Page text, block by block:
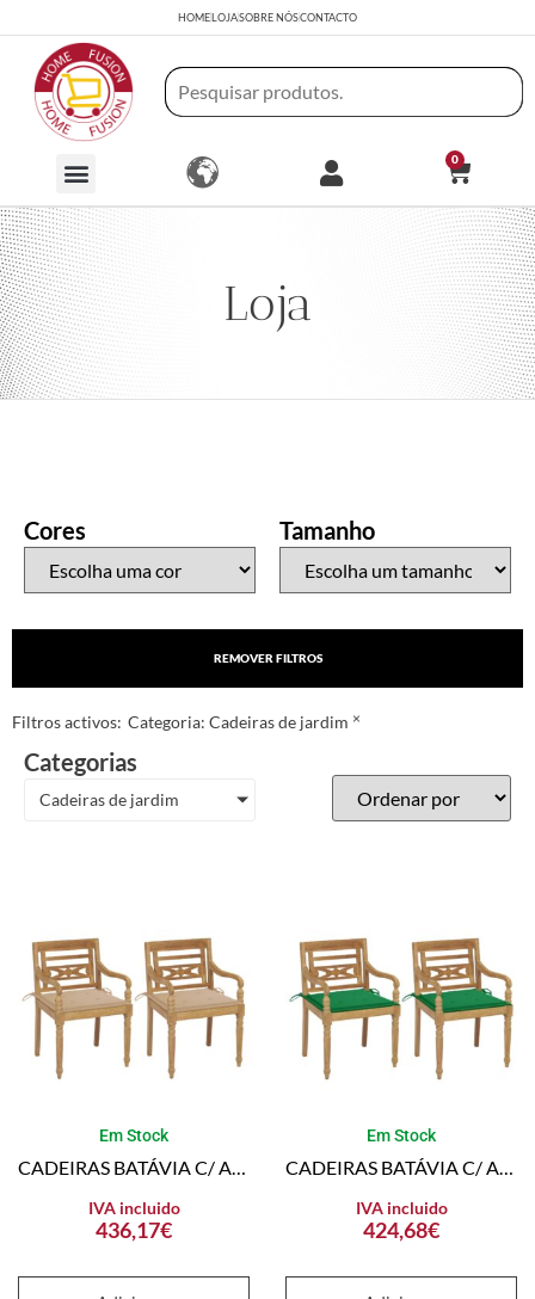
HOMELOJASOBRE NÓSCONTACTO
0
Loja
Cores Tamanho
REMOVER FILTROS
Filtros activos: Categoria: Cadeiras de jardim ×
Categorias
Cadeiras de jardim
Em Stock
436,17€
IVA incluido
Em Stock
424,68€
IVA incluido